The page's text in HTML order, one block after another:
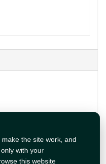
the site work, and
with your
this website